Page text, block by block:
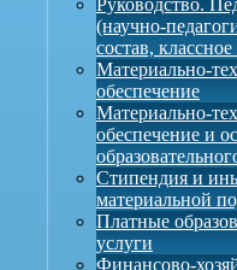
Руководство.
(научно-
состав,
Материально-
обеспечение
Материально-
обеспечение и
Стипендия и
материальной
Платные
услуги
Финансово-